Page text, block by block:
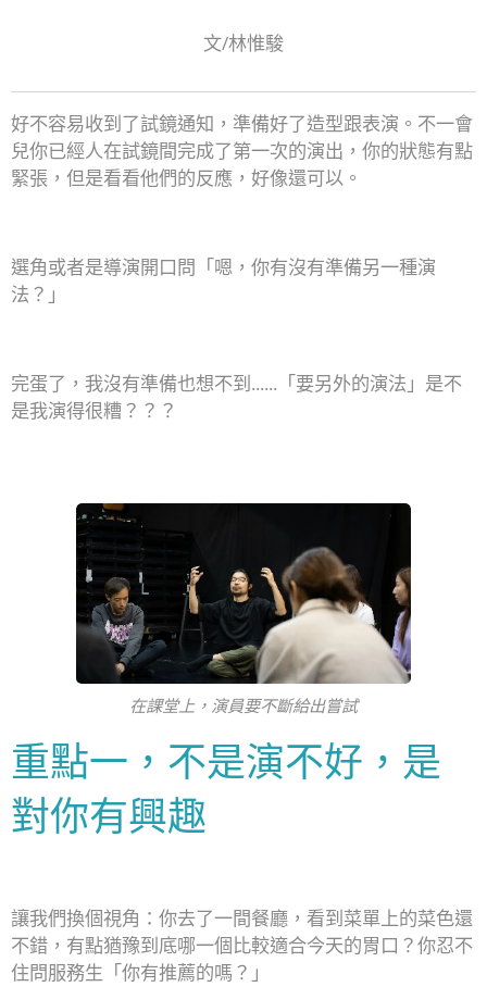
文/林惟駿
好不容易收到了試鏡通知，準備好了造型跟表演。不一會
兒你已經人在試鏡間完成了第一次的演出，你的狀態有點
緊張，但是看看他們的反應，好像還可以。
選角或者是導演開口問「嗯，你有沒有準備另一種演
法？」
完蛋了，我沒有準備也想不到......「要另外的演法」是不
是我演得很糟？？？
在課堂上，演員要不斷給出嘗試
重點一，不是演不好，是
對你有興趣
讓我們換個視角：你去了一間餐廳，看到菜單上的菜色還
不錯，有點猶豫到底哪一個比較適合今天的胃口？你忍不
住問服務生「你有推薦的嗎？」